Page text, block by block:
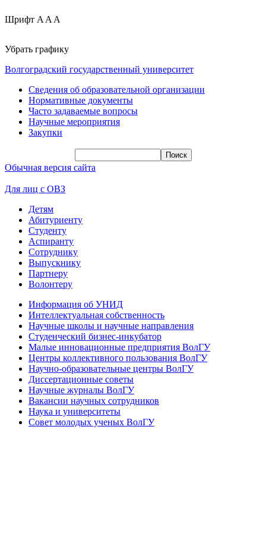
Шрифт A A A
Убрать графику
Волгоградский государственный университет
Сведения об образовательной организации
Нормативные документы
Часто задаваемые вопросы
Научные мероприятия
Закупки
Обычная версия сайта
Для лиц с ОВЗ
Детям
Абитуриенту
Студенту
Аспиранту
Сотруднику
Выпускнику
Партнеру
Волонтеру
Информация об УНИД
Интеллектуальная собственность
Научные школы и научные направления
Студенческий бизнес-инкубатор
Малые инновационные предприятия ВолГУ
Центры коллективного пользования ВолГУ
Научно-образовательные центры ВолГУ
Диссертационные советы
Научные журналы ВолГУ
Вакансии научных сотрудников
Наука и университеты
Совет молодых ученых ВолГУ